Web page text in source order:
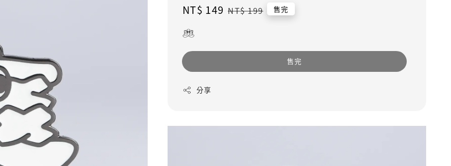
Sale
NT$ 149 Regular
NT$ 199 售完
售完
分享